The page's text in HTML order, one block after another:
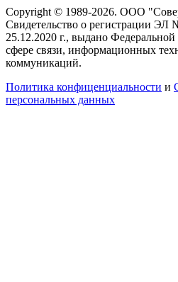
Copyright © 1989-2026. ООО
Свидетельство о регистрации
25.12.2020 г., выдано
сфере связи, информационных
коммуникаций.
Политика конфиценциальности и
персональных данных